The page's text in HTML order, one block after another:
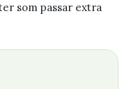
som passar extra